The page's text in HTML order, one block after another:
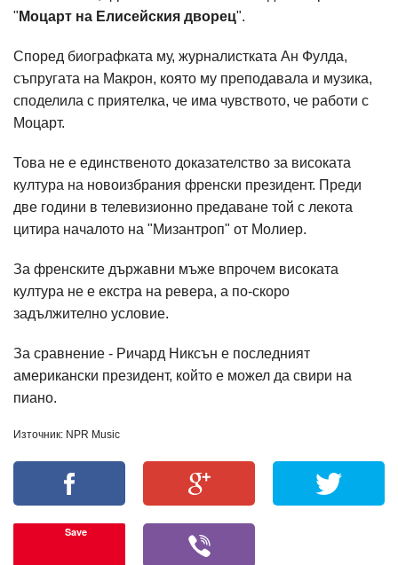
" Моцарт на Елисейския дворец".
Според биографката му, журналистката Ан Фулда,
съпругата на Макрон, която му преподавала и музика,
споделила с приятелка, че има чувството, че работи с
Моцарт.
Това не е единственото доказателство за високата
култура на новоизбрания френски президент. Преди
две години в телевизионно предаване той с лекота
цитира началото на "Мизантроп" от Молиер.
За френските държавни мъже впрочем високата
култура не е екстра на ревера, а по-скоро
задължително условие.
За сравнение - Ричард Никсън е последният
американски президент, който е можел да свири на
пиано.
Източник: NPR Music
Save